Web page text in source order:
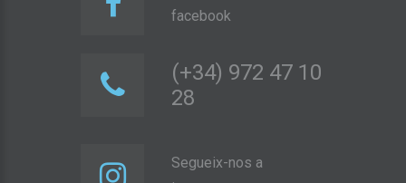
facebook
(+34) 972 47 10
28
Segueix-nos a